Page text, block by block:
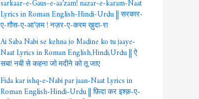
Lyrics in Roman English-Hindi-Urdu || सरकार-
ए-ग़ौस-ए-आ’ज़म ! नज़र-ए-करम ख़ुदा-रा
Ai Saba Nabi se kehna jo Madine ko tu jaaye-
Naat Lyrics in Roman English,Hindi,Urdu || ऐ
सबा! नबी से कहना जो मदीने को तू जाए
Fida kar ishq-e-Nabi par jaan-Naat Lyrics in
Roman English-Hindi-Urdu || फ़िदा कर इश्क़-ए-